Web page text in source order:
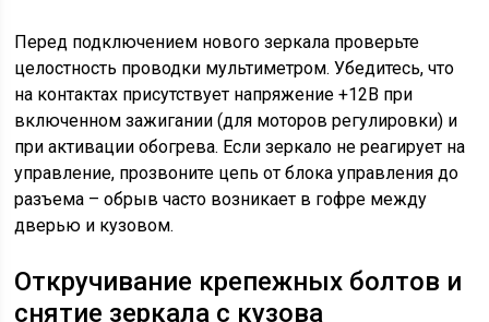
Перед подключением нового зеркала проверьте
целостность проводки мультиметром. Убедитесь, что
на контактах присутствует напряжение +12В при
включенном зажигании (для моторов регулировки) и
при активации обогрева. Если зеркало не реагирует на
управление, прозвоните цепь от блока управления до
разъема – обрыв часто возникает в гофре между
дверью и кузовом.
Откручивание крепежных болтов и
снятие зеркала с кузова